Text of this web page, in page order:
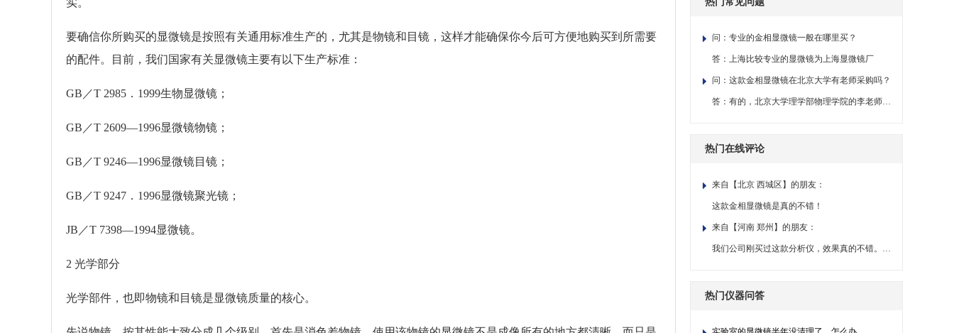
实。
要确信你所购买的显微镜是按照有关通用标准生产的，尤其是物镜和目镜，这样才能确保你今后可方便地购买到所需要
的配件。目前，我们国家有关显微镜主要有以下生产标准：
GB／T 2985．1999生物显微镜；
GB／T 2609—1996显微镜物镜；
GB／T 9246—1996显微镜目镜；
GB／T 9247．1996显微镜聚光镜；
JB／T 7398—1994显微镜。
2 光学部分
光学部件，也即物镜和目镜是显微镜质量的核心。
问：专业的金相显微镜一般在哪里买？
答：上海比较专业的显微镜为上海显微镜厂
问：这款金相显微镜在北京大学有老师采购吗？
答：有的，北京大学理学部物理学院的李老师采购过。如果您需要去看或检测样品，您可以直接联系！
热门在线评论
来自【北京 西城区】的朋友：
这款金相显微镜是真的不错！
来自【河南 郑州】的朋友：
我们公司刚买过这款分析仪，效果真的不错。点赞一下！
热门仪器问答